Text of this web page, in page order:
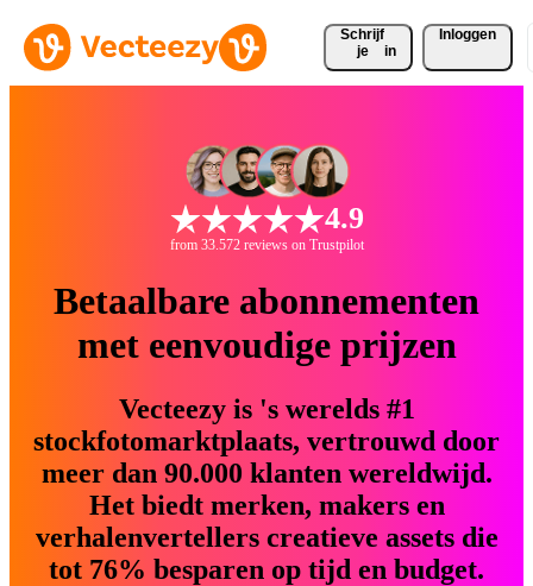
Schrijf
je
in
Inloggen
4.9
from 33.572 reviews on Trustpilot
Betaalbare abonnementen
met eenvoudige prijzen
Vecteezy is 's werelds #1
stockfotomarktplaats, vertrouwd door
meer dan 90.000 klanten wereldwijd.
Het biedt merken, makers en
verhalenvertellers creatieve assets die
tot 76% besparen op tijd en budget.